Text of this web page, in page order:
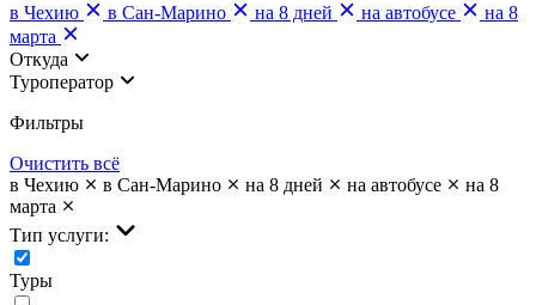
в Чехию
в Сан-Марино на 8 дней на автобусе
на 8
марта
Откуда
Туроператор
Фильтры
Очистить всё
в Чехию
в Сан-Марино на 8 дней на автобусе
на 8
марта
Тип услуги:
Туры